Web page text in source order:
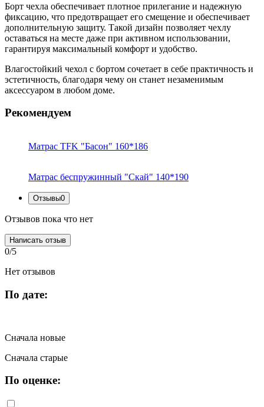
Борт чехла обеспечивает плотное прилегание и надежную
фиксацию, что предотвращает его смещение и обеспечивает
дополнительную защиту. Такой дизайн позволяет чехлу
оставаться на месте даже при активном использовании,
гарантируя максимальный комфорт и удобство.
Влагостойкий чехол с бортом сочетает в себе практичность и
эстетичность, благодаря чему он станет незаменимым
аксессуаром в любом доме.
Рекомендуем
Матрас TFK "Басон" 160*186
Матрас беспружинный "Скай" 140*190
Отзывы0
Отзывов пока что нет
Написать отзыв
0/5
Нет отзывов
По дате:
Сначала новые
Сначала старые
По оценке: